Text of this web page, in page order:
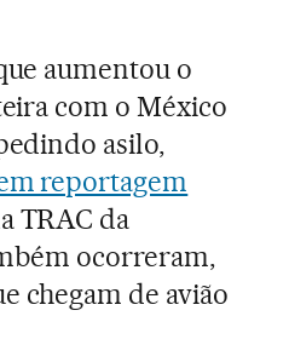
aumentou o
com o México
asilo,
reportagem
TRAC da
ocorreram,
chegam de avião